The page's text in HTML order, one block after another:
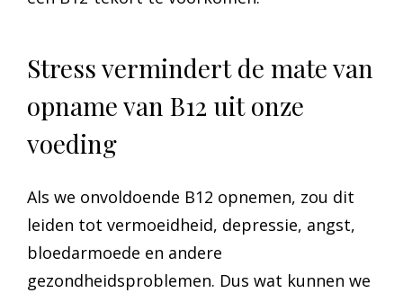
Stress vermindert de mate van
opname van B12 uit onze
voeding
Als we onvoldoende B12 opnemen, zou dit
leiden tot vermoeidheid, depressie, angst,
bloedarmoede en andere
gezondheidsproblemen. Dus wat kunnen we